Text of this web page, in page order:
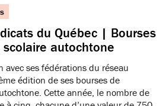
du Québec | Bourses
autochtone
avec ses fédérations du réseau
édition de ses bourses de
Cette année, le nombre de